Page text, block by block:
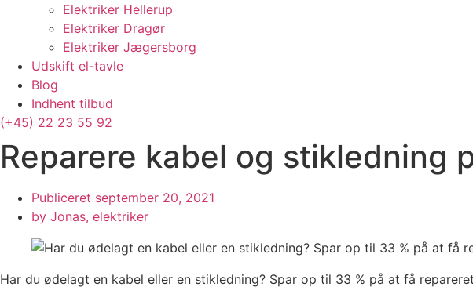
Elektriker Hellerup
Elektriker Dragør
Elektriker Jægersborg
Udskift el-tavle
Blog
Indhent tilbud
(+45) 22 23 55 92
Reparere kabel og stikledning
Publiceret september 20, 2021
by Jonas, elektriker
Har du ødelagt en kabel eller en stikledning? Spar op til 33 % på at få